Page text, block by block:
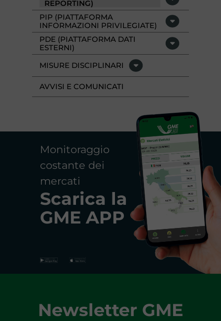
REPORTING)
PIP (PIATTAFORMA
INFORMAZIONI PRIVILEGIATE)
PDE (PIATTAFORMA DATI
ESTERNI)
MISURE DISCIPLINARI
AVVISI E COMUNICATI
Monitoraggio
costante dei
mercati
Scarica la
GME APP
Newsletter GME